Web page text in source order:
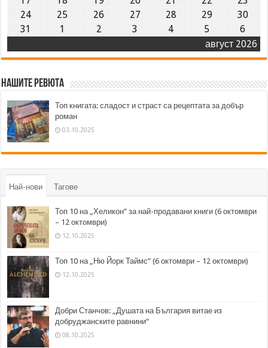
август 2026
24
25 26 27 28 29
30
31
1 2 3 4 5 6
Нашите ревюта
Топ книгата: сладост и страст са рецептата за добър
роман
03.10.2025
Най-нови Тагове
Топ 10 на „Хеликон” за най-продавани книги (6 октомври
– 12 октомври)
12.10.2025
Топ 10 на „Ню Йорк Таймс” (6 октомври – 12 октомври)
12.10.2025
Добри Станчов: „Душата на България витае из
добруджанските равнини“
08.10.2025